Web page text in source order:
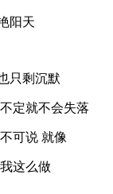
阳天
只剩沉默
定就不会失落
可说 就像
这么做